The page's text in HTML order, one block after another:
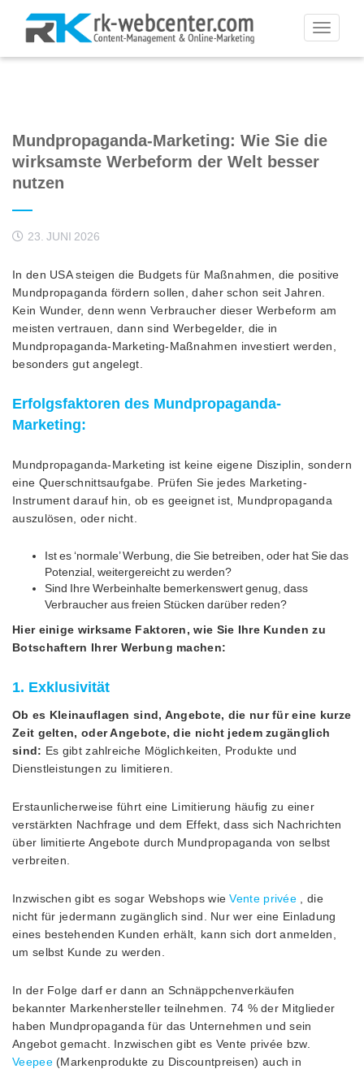
Toggle
Mundpropaganda-Marketing: Wie Sie die
wirksamste Werbeform der Welt besser
nutzen
23. JUNI 2026
In den USA steigen die Budgets für Maßnahmen, die positive
Mundpropaganda fördern sollen, daher schon seit Jahren.
Kein Wunder, denn wenn Verbraucher dieser Werbeform am
meisten vertrauen, dann sind Werbegelder, die in
Mundpropaganda-Marketing-Maßnahmen investiert werden,
besonders gut angelegt.
Erfolgsfaktoren des Mundpropaganda-
Marketing:
Mundpropaganda-Marketing ist keine eigene Disziplin, sondern
eine Querschnittsaufgabe. Prüfen Sie jedes Marketing-
Instrument darauf hin, ob es geeignet ist, Mundpropaganda
auszulösen, oder nicht.
Ist es ‘normale’ Werbung, die Sie betreiben, oder hat Sie das
Potenzial, weitergereicht zu werden?
Sind Ihre Werbeinhalte bemerkenswert genug, dass
Verbraucher aus freien Stücken darüber reden?
Hier einige wirksame Faktoren, wie Sie Ihre Kunden zu
Botschaftern Ihrer Werbung machen:
1. Exklusivität
Ob es Kleinauflagen sind, Angebote, die nur für eine kurze
Zeit gelten, oder Angebote, die nicht jedem zugänglich
sind: Es gibt zahlreiche Möglichkeiten, Produkte und
Dienstleistungen zu limitieren.
Erstaunlicherweise führt eine Limitierung häufig zu einer
verstärkten Nachfrage und dem Effekt, dass sich Nachrichten
über limitierte Angebote durch Mundpropaganda von selbst
verbreiten.
Inzwischen gibt es sogar Webshops wieVente privée , die
nicht für jedermann zugänglich sind. Nur wer eine Einladung
eines bestehenden Kunden erhält, kann sich dort anmelden,
um selbst Kunde zu werden.
In der Folge darf er dann an Schnäppchenverkäufen
bekannter Markenhersteller teilnehmen. 74 % der Mitglieder
haben Mundpropaganda für das Unternehmen und sein
Angebot gemacht. Inzwischen gibt es Vente privée bzw.
Veepee(Markenprodukte zu Discountpreisen) auch in